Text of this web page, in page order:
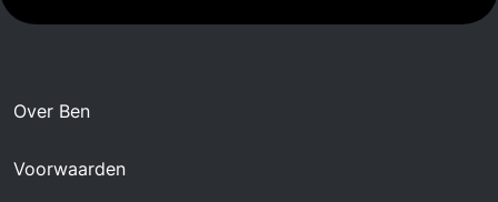
Over Ben
Voorwaarden